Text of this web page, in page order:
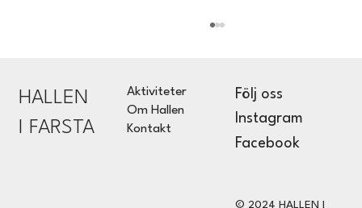
HALLEN
I FARSTA
Aktiviteter
Om Hallen
Kontakt
Facebook
Instagram
Följ oss
© 2024 HALLEN I